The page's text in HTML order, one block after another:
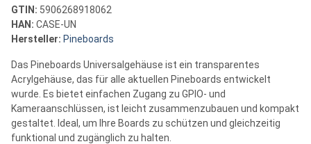
GTIN: 5906268918062
HAN: CASE-UN
Hersteller: Pineboards
Das Pineboards Universalgehäuse ist ein transparentes
Acrylgehäuse, das für alle aktuellen Pineboards entwickelt
wurde. Es bietet einfachen Zugang zu GPIO- und
Kameraanschlüssen, ist leicht zusammenzubauen und kompakt
gestaltet. Ideal, um Ihre Boards zu schützen und gleichzeitig
funktional und zugänglich zu halten.